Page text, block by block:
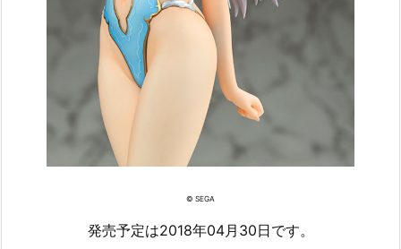
© SEGA
発売予定は2018年04月30日です。